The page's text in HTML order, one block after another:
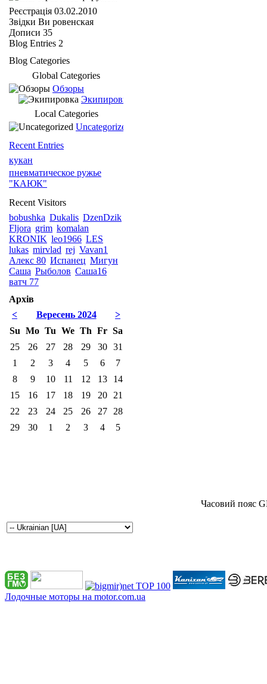
Реєстрація 03.02.2010
Звідки Ви ровенская
Дописи 35
Blog Entries 2
Blog Categories
Global Categories
Обзоры
Экипировка
Local Categories
Uncategorized
Recent Entries
кукан
пневматическое ружье
"КАЮК"
Recent Visitors
bobushka Dukalis DzenDzik
Fljora grim komalan
KRONIK leo1966 LES
lukas mirvlad rej Vavan1
Алекс 80 Испанец Мигун
Саша Рыболов Саша16
ватч 77
Архів
<
>
Вересень 2024
Su Mo Tu We Th Fr Sa
25
26 27 28 29 30
31
1
2 3 4 5 6
7
8
9 10 11 12 13
14
15
16 17 18 19 20
21
22
23 24 25 26 27
28
29
30 1 2 3 4 5
Часовий пояс
Лодочные моторы на motor.com.ua